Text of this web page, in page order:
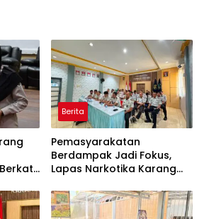
Berita
Pemasyarakatan
Berdampak Jadi Fokus,
Lapas Narkotika Karang
Ditjenpas Kalsel